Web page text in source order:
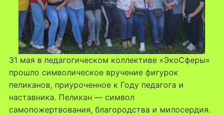
31 мая в педагогическом коллективе «ЭкоСферы»
прошло символическое вручение фигурок
пеликанов, приуроченное к Году педагога и
наставника. Пеликан — символ
самопожертвования, благородства и милосердия.